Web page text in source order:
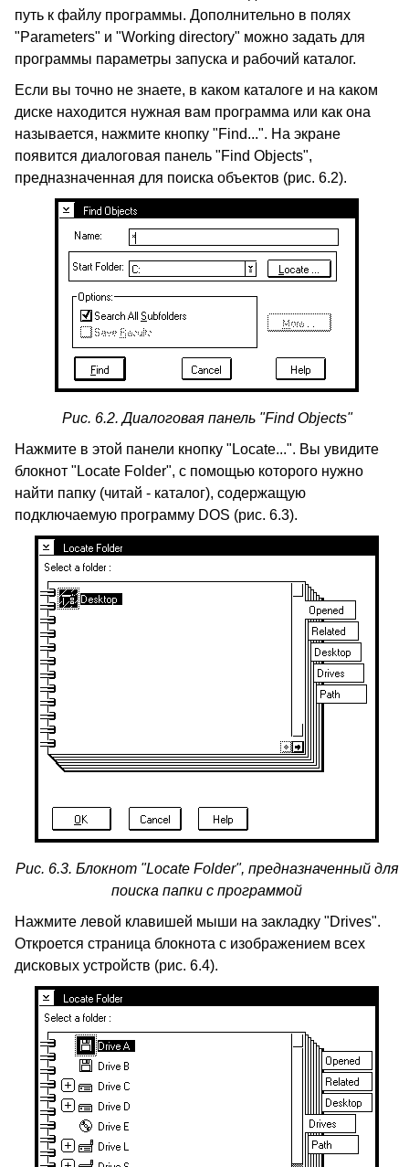
путь к файлу программы. Дополнительно в полях
"Parameters" и "Working directory" можно задать для
программы параметры запуска и рабочий каталог.
Если вы точно не знаете, в каком каталоге и на каком
диске находится нужная вам программа или как она
называется, нажмите кнопку "Find...". На экране
появится диалоговая панель "Find Objects",
предназначенная для поиска объектов (рис. 6.2).
Рис. 6.2. Диалоговая панель "Find Objects"
Нажмите в этой панели кнопку "Locate...". Вы увидите
блокнот "Locate Folder", с помощью которого нужно
найти папку (читай - каталог), содержащую
подключаемую программу DOS (рис. 6.3).
Рис. 6.3. Блокнот "Locate Folder", предназначенный для
поиска папки с программой
Нажмите левой клавишей мыши на закладку "Drives".
Откроется страница блокнота с изображением всех
дисковых устройств (рис. 6.4).